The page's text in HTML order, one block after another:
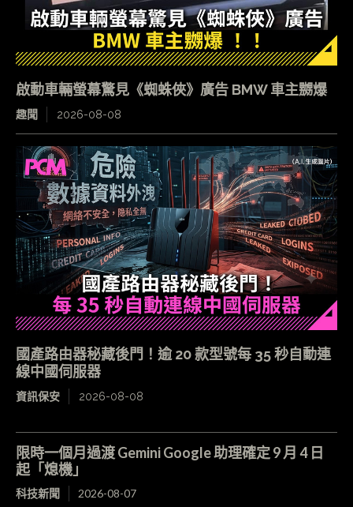
啟動車輛螢幕驚見《蜘蛛俠》廣告 BMW 車主嬲爆
趣聞 2026-08-08
國產路由器秘藏後門！逾 20 款型號每 35 秒自動連
線中國伺服器
資訊保安 2026-08-08
限時一個月過渡 Gemini Google 助理確定 9 月 4 日
起「熄機」
科技新聞 2026-08-07